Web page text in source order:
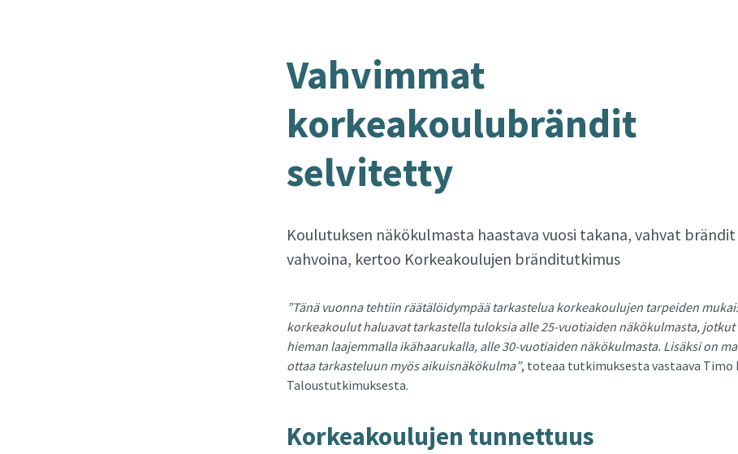
Vah­vim­mat
kor­kea­kou­lubrän­dit
sel­vi­tet­ty
Koulutuksen näkökulmasta haastava vuosi takana, vahvat
vahvoina, kertoo Korkeakoulujen bränditutkimus
”Tänä vuonna tehtiin räätälöidympää tarkastelua korkeakoulujen tarpeiden
korkeakoulut haluavat tarkastella tuloksia alle 25-vuotiaiden näkökulmasta, jotkut
hieman laajemmalla ikähaarukalla, alle 30-vuotiaiden näkökulmasta. Lisäksi on
ottaa tarkasteluun myös aikuisnäkökulma”, toteaa tutkimuksesta vastaava Timo
Taloustutkimuksesta.
Kor­kea­kou­lu­jen tun­net­tuus